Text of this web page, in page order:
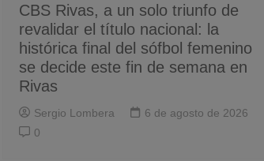
CBS Rivas, a un solo triunfo de
revalidar el título nacional: la
histórica final del sófbol femenino
se decide este fin de semana en
Rivas
Sergio Lombera
6 de agosto de 2026
0